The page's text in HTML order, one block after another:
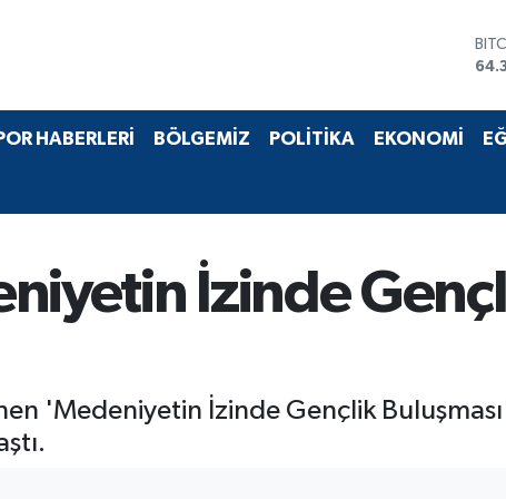
HABERLERİ BÖLGEMİZ POLİTİKA EKONOMİ
İzinde
'Medeniyetin İzinde Gençlik